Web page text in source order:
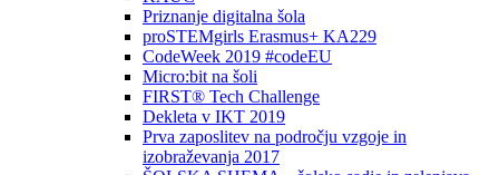
Priznanje digitalna šola
proSTEMgirls Erasmus+ KA229
CodeWeek 2019 #codeEU
Micro:bit na šoli
FIRST® Tech Challenge
Dekleta v IKT 2019
Prva zaposlitev na področju vzgoje in
izobraževanja 2017